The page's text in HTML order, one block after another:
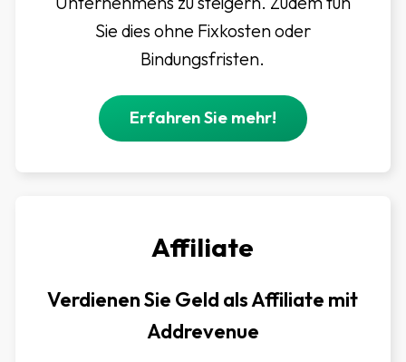
Sie dies ohne Fixkosten oder
Bindungsfristen.
Erfahren Sie mehr!
Affiliate
Verdienen Sie Geld als Affiliate mit
Addrevenue